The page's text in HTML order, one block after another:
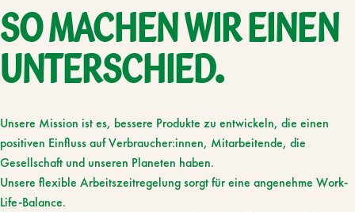
SOMACHENWIREINEN
UNTERSCHIED.
Unsere Mission ist es, bessere Produkte zu entwickeln, die einen
positiven Einfluss auf Verbraucher:innen, Mitarbeitende, die
Gesellschaft und unseren Planeten haben.
Unsere flexible Arbeitszeitregelung sorgt für eine angenehme Work-
Life-Balance.